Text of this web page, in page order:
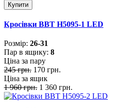
Купити
Кросівки BBT H5095-1 LED
Розмiр: 26-31
Пар в ящику: 8
Ціна за пару
245 грн. 170 грн.
Ціна за ящик
1 960 грн. 1 360 грн.